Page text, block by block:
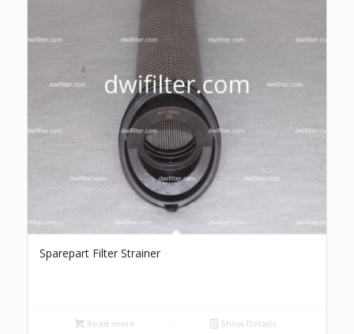
Sparepart Filter Strainer
Read more Show Details